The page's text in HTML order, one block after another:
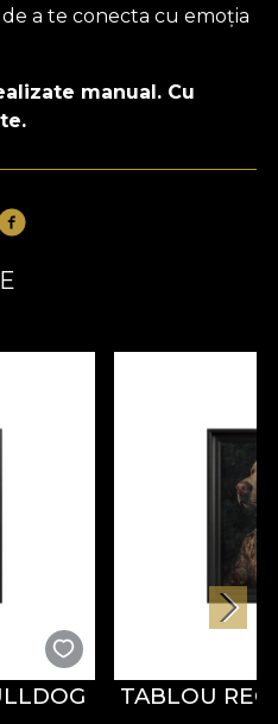
de a te conecta cu emoția
manual. Cu
TABLOU